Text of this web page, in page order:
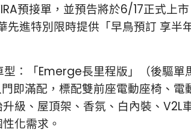
預接單，並預告將於6/17正式上
先進特別限時提供「早鳥預訂 享半
：「Emerge長里程版」（後驅單
即滿配，標配雙前座電動座椅、
級、屋頂架、香氛、白內裝、V2L
化需求。